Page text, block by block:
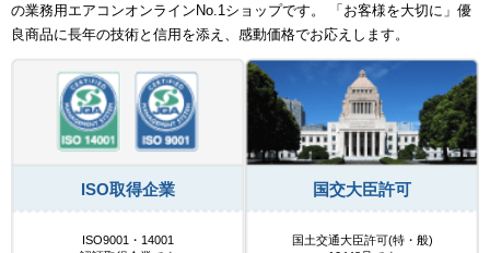
の業務用エアコンオンラインNo.1ショップです。 「お客様を大切に」優
良商品に長年の技術と信用を添え、感動価格でお応えします。
ISO取得企業
ISO9001・14001
国交大臣許可
国土交通大臣許可(特・般)